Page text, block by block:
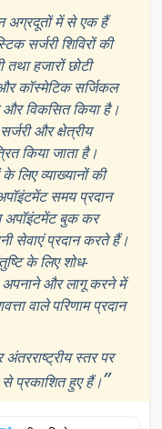
अग्रदूतों में से एक हैं
सर्जरी शिविरों की
हजारों छोटी
और कॉस्मेटिक सर्जिकल
और विकसित किया है।
और क्षेत्रीय
किया जाता है।
लिए व्याख्यानों की
समय प्रदान
बुक कर
सेवाएं प्रदान करते हैं।
के लिए शोध-
और लागू करने में
वाले परिणाम प्रदान
स्तर पर
से प्रकाशित हुए हैं।”